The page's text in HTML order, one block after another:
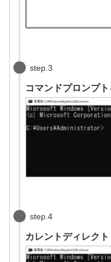
step.3
コマンドプロンプ
step.4
カレントディレク